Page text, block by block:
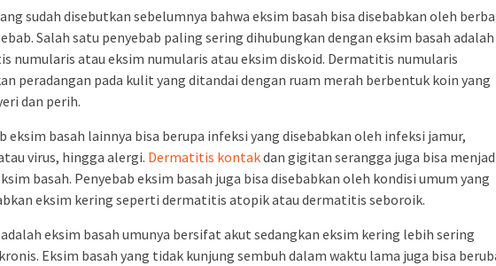
sudah disebutkan sebelumnya bahwa eksim basah bisa disebabkan oleh
Salah satu penyebab paling sering dihubungkan dengan eksim basah adalah
numularis atau eksim numularis atau eksim diskoid. Dermatitis numularis
peradangan pada kulit yang ditandai dengan ruam merah berbentuk koin yang
dan perih.
eksim basah lainnya bisa berupa infeksi yang disebabkan oleh infeksi jamur,
virus, hingga alergi. Dermatitis kontakdan gigitan serangga juga bisa
basah. Penyebab eksim basah juga bisa disebabkan oleh kondisi umum yang
eksim kering seperti dermatitis atopik atau dermatitis seboroik.
adalah eksim basah umunya bersifat akut sedangkan eksim kering lebih sering
Eksim basah yang tidak kunjung sembuh dalam waktu lama juga bisa